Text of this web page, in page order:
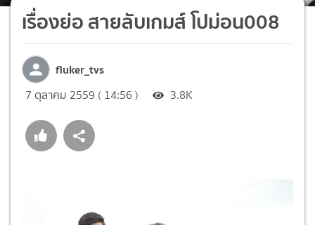
เรื่องย่อ สายลับเกมส์ โปม่อน008
fluker_tvs
7 ตุลาคม 2559 ( 14:56 ) 3.8K